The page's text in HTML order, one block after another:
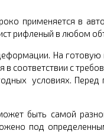
применяется в
рифленый в любом
На
соответствии с
условиях.
быть самой
под